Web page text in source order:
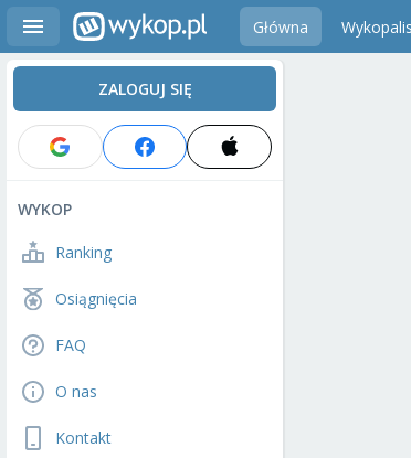
Główna
ZALOGUJ SIĘ
WYKOP
Ranking
Osiągnięcia
FAQ
O nas
Kontakt